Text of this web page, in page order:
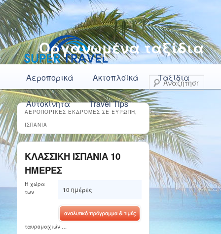
Οργανωμένα ταξίδια
Μετάβαση το κύριο περιεχόμενο
Μετάβαση στο δευτερεύον περιεχόμενο
Αεροπορικά Ακτοπλοϊκά Ταξίδια
Αυτοκίνητα Travel Tips
ΑΕΡΟΠΟΡΙΚΕΣ ΕΚΔΡΟΜΕΣ ΣΕ ΕΥΡΩΠΗ,
ΙΣΠΑΝΙΑ
ΚΛΑΣΣΙΚΗ ΙΣΠΑΝΙΑ 10
ΗΜΕΡΕΣ
10 ημέρες
Η χώρα
των
ταυρομαχιών …